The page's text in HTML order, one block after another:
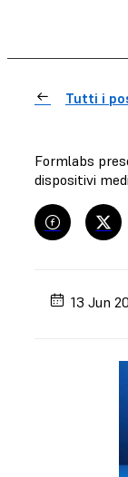
Tutti i
Formlabs
dispositivi
13 Jun